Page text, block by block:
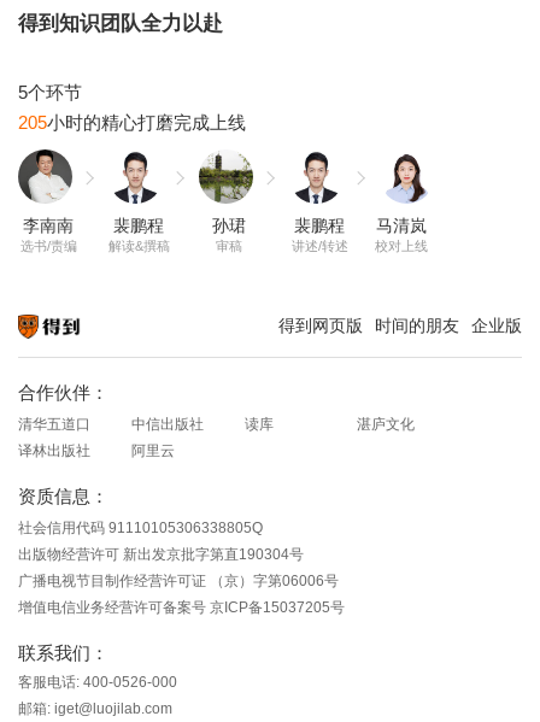
得到知识团队全力以赴
205
李南南
选书/责编
裴鹏程
解读&撰稿
孙珺
审稿
裴鹏程
讲述/转述
马清岚
校对上线
得到网页版 时间的朋友 企业版
合作伙伴：
清华五道口 中信出版社 读库
湛庐文化
译林出版社
阿里云
资质信息：
社会信用代码 91110105306338805Q
出版物经营许可 新出发京批字第直190304号
广播电视节目制作经营许可证 （京）字第06006号
增值电信业务经营许可备案号 京ICP备15037205号
联系我们：
客服电话: 400-0526-000
邮箱: iget@luojilab.com